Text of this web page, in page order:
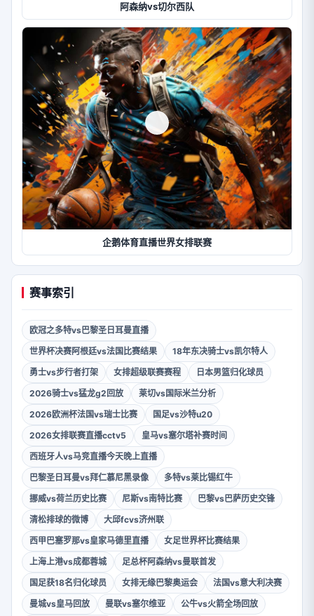
阿森纳vs切尔西队
企鹅体育直播世界女排联赛
赛事索引
欧冠之多特vs巴黎圣日耳曼直播
世界杯决赛阿根廷vs法国比赛结果
18年东决骑士vs凯尔特人
勇士vs步行者打架
女排超级联赛赛程
日本男篮归化球员
2026骑士vs猛龙g2回放
莱切vs国际米兰分析
2026欧洲杯法国vs瑞士比赛
国足vs沙特u20
2026女排联赛直播cctv5
皇马vs塞尔塔补赛时间
西班牙人vs马竞直播今天晚上直播
巴黎圣日耳曼vs拜仁慕尼黑录像
多特vs莱比锡红牛
挪威vs荷兰历史比赛
尼斯vs南特比赛
巴黎vs巴萨历史交锋
清松排球的微博
大邱fcvs济州联
西甲巴塞罗那vs皇家马德里直播
女足世界杯比赛结果
上海上港vs成都蓉城
足总杯阿森纳vs曼联首发
国足获18名归化球员
女排无缘巴黎奥运会
法国vs意大利决赛
曼城vs皇马回放
曼联vs塞尔维亚
公牛vs火箭全场回放